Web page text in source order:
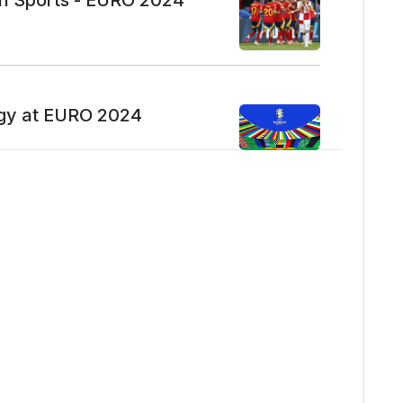
rozwijajmy mentalność
z jakiegoś powodu.
nam w zgłębianiu
at EURO 2024